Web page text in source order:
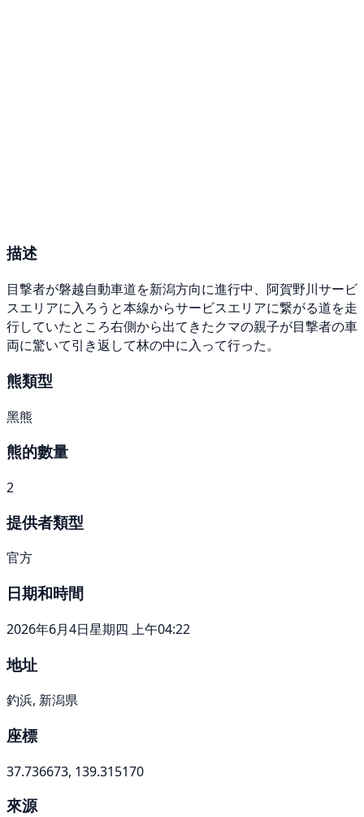
描述
目撃者が磐越自動車道を新潟方向に進行中、阿賀野川サービ
スエリアに入ろうと本線からサービスエリアに繋がる道を走
行していたところ右側から出てきたクマの親子が目撃者の車
両に驚いて引き返して林の中に入って行った。
熊類型
黑熊
熊的數量
2
提供者類型
官方
日期和時間
2026年6月4日星期四 上午04:22
地址
釣浜, 新潟県
座標
37.736673, 139.315170
來源